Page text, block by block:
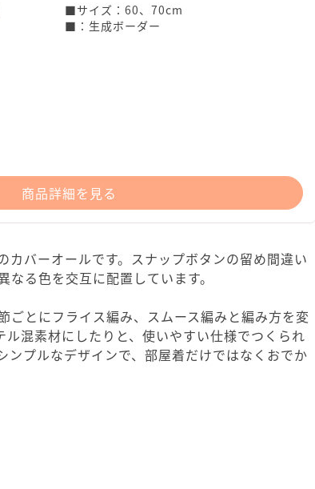
■サイズ：60、70cm
■：生成ボーダー
商品詳細を見る
カバーオールです。スナップボタンの留め間違い
る色を交互に配置しています。
ごとにフライス編み、スムース編みと編み方を変
混素材にしたりと、使いやすい仕様でつくられ
ンプルなデザインで、部屋着だけではなくおでか